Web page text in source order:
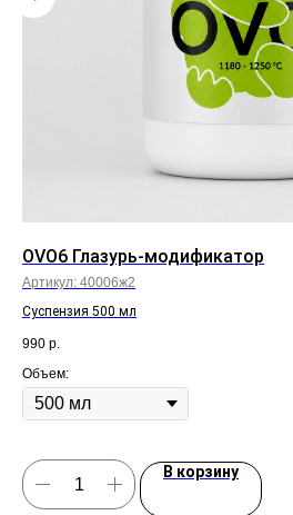
OVO6 Глазурь-модификатор
Артикул: 40006ж2
Суспензия 500 мл
990 р.
Объем:
В корзину